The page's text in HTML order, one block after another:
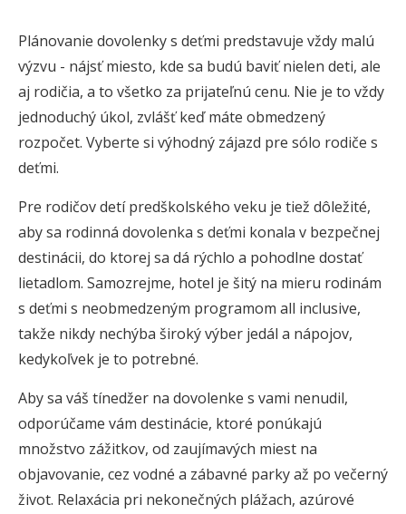
Plánovanie dovolenky s deťmi predstavuje vždy malú
výzvu - nájsť miesto, kde sa budú baviť nielen deti, ale
aj rodičia, a to všetko za prijateľnú cenu. Nie je to vždy
jednoduchý úkol, zvlášť keď máte obmedzený
rozpočet. Vyberte si výhodný zájazd pre sólo rodiče s
deťmi.
Pre rodičov detí predškolského veku je tiež dôležité,
aby sa rodinná dovolenka s deťmi konala v bezpečnej
destinácii, do ktorej sa dá rýchlo a pohodlne dostať
lietadlom. Samozrejme, hotel je šitý na mieru rodinám
s deťmi s neobmedzeným programom all inclusive,
takže nikdy nechýba široký výber jedál a nápojov,
kedykoľvek je to potrebné.
Aby sa váš tínedžer na dovolenke s vami nenudil,
odporúčame vám destinácie, ktoré ponúkajú
množstvo zážitkov, od zaujímavých miest na
objavovanie, cez vodné a zábavné parky až po večerný
život. Relaxácia pri nekonečných plážach, azúrové